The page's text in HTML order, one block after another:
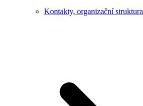
Kontakty, organizační struktura